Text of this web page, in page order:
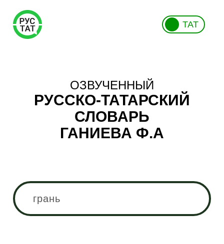
ТАТ
ОЗВУЧЕННЫЙ
РУССКО-ТАТАРСКИЙ
СЛОВАРЬ
ГАНИЕВА Ф.А